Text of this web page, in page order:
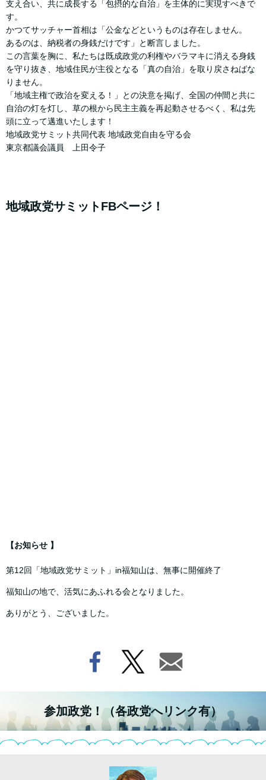
支え合い、共に成長する「包摂的な自治」を主体的に実現すべきで
す。
かつてサッチャー首相は「公金などというものは存在しません。
あるのは、納税者の身銭だけです」と断言しました。
この言葉を胸に、私たちは既成政党の利権やバラマキに消える身銭
を守り抜き、地域住民が主役となる「真の自治」を取り戻さねばな
りません。
「地域主権で政治を変える！」との決意を掲げ、全国の仲間と共に
自治の灯を灯し、草の根から民主主義を再起動させるべく、私は先
頭に立って邁進いたします！
地域政党サミット共同代表 地域政党自由を守る会
東京都議会議員 上田令子
地域政党サミットFBページ！
【お知らせ 】
第12回「地域政党サミット」in福知山は、無事に開催終了
福知山の地で、活気にあふれる会となりました。
ありがとう、ございました。
参加政党！（各政党へリンク有）